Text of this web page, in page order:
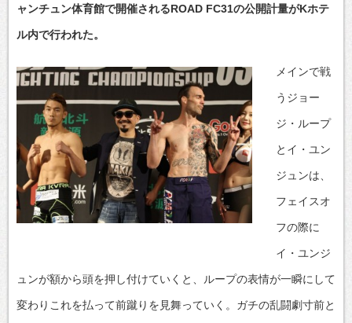
ャンチュン体育館で開催されるROAD FC31の公開計量がKホテ
ル内で行われた。
メインで戦
うジョー
ジ・ループ
とイ・ユン
ジュンは、
フェイスオ
フの際に
イ・ユンジ
ュンが額から頭を押し付けていくと、ループの表情が一瞬にして
変わりこれを払って前蹴りを見舞っていく。ガチの乱闘劇寸前と